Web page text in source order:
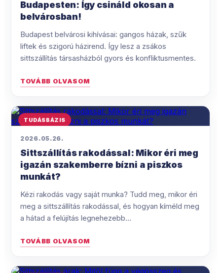
Budapesten: Így csináld okosan a
belvárosban!
Budapest belvárosi kihívásai: gangos házak, szűk
liftek és szigorú házirend. Így lesz a zsákos
sittszállítás társasházból gyors és konfliktusmentes.
TOVÁBB OLVASOM
TUDÁSBÁZIS
2026.05.26.
Sittszállítás rakodással: Mikor éri meg
igazán szakemberre bízni a piszkos
munkát?
Kézi rakodás vagy saját munka? Tudd meg, mikor éri
meg a sittszállítás rakodással, és hogyan kíméld meg
a hátad a felújítás legnehezebb...
TOVÁBB OLVASOM